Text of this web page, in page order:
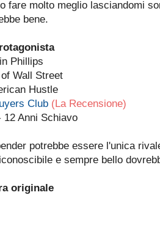
fare molto meglio lasciandomi
bene.
Phillips
Wall Street
Hustle
Club (La Recensione)
12 Anni Schiavo
potrebbe essere l'unica
e sempre bello
originale